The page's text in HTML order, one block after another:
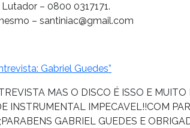
– 0800 0317171.
– santiniac@gmail.com
Gabriel Guedes”
MAS O DISCO É ISSO E
INSTRUMENTAL IMPECAVEL!!COM
GABRIEL GUEDES E